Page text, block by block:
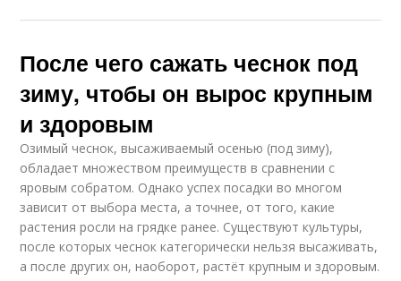
После чего сажать чеснок под
зиму, чтобы он вырос крупным
и здоровым
Озимый чеснок, высаживаемый осенью (под зиму),
обладает множеством преимуществ в сравнении с
яровым собратом. Однако успех посадки во многом
зависит от выбора места, а точнее, от того, какие
растения росли на грядке ранее. Существуют культуры,
после которых чеснок категорически нельзя высаживать,
а после других он, наоборот, растёт крупным и здоровым.